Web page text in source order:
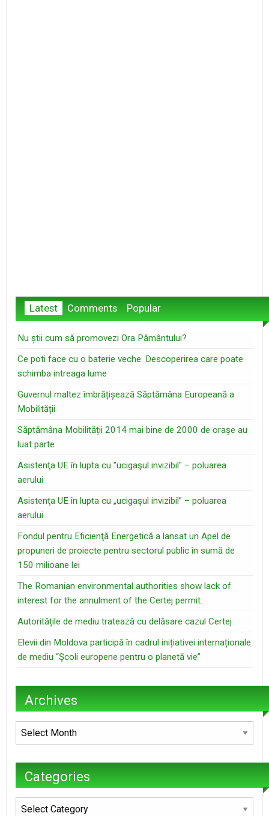
Latest Comments Popular
Nu știi cum să promovezi Ora Pământului?
Ce poti face cu o baterie veche. Descoperirea care poate
schimba intreaga lume
Guvernul maltez îmbrățișează Săptămâna Europeană a
Mobilității
Săptămâna Mobilității 2014 mai bine de 2000 de orașe au
luat parte
Asistenţa UE în lupta cu "ucigaşul invizibil" – poluarea
aerului
Asistenţa UE în lupta cu „ucigaşul invizibil” – poluarea
aerului
Fondul pentru Eficienţă Energetică a lansat un Apel de
propuneri de proiecte pentru sectorul public în sumă de
150 milioane lei
The Romanian environmental authorities show lack of
interest for the annulment of the Certej permit.
Autoritățile de mediu tratează cu delăsare cazul Certej
Elevii din Moldova participă în cadrul inițiativei internaționale
de mediu “Şcoli europene pentru o planetă vie”
Archives
Archives
Categories
Categories